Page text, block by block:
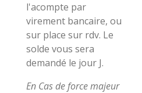
l'acompte par
virement bancaire, ou
sur place sur rdv. Le
solde vous sera
demandé le jour J.
En Cas de force majeur